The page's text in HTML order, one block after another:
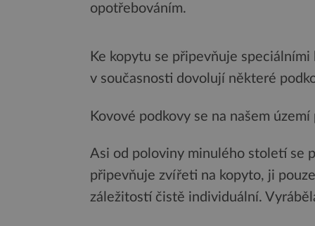
opotřebováním.
Ke kopytu se připevňuje
v současnosti dovolují některé
Kovové podkovy se na našem
Asi od poloviny minulého století se
připevňuje zvířeti na kopyto, ji
záležitostí čistě individuální.